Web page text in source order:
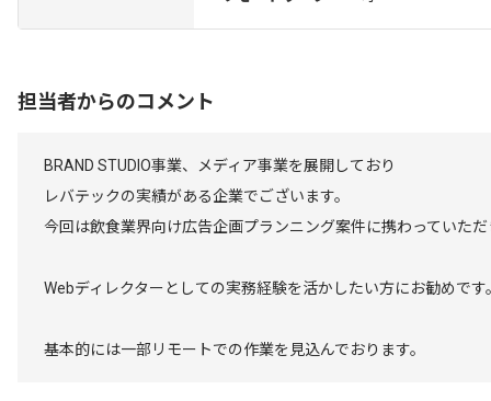
担当者からのコメント
BRAND STUDIO事業、メディア事業を展開しており
レバテックの実績がある企業でございます。
今回は飲食業界向け広告企画プランニング案件に携わっていただ
Webディレクターとしての実務経験を活かしたい方にお勧めです
基本的には一部リモートでの作業を見込んでおります。